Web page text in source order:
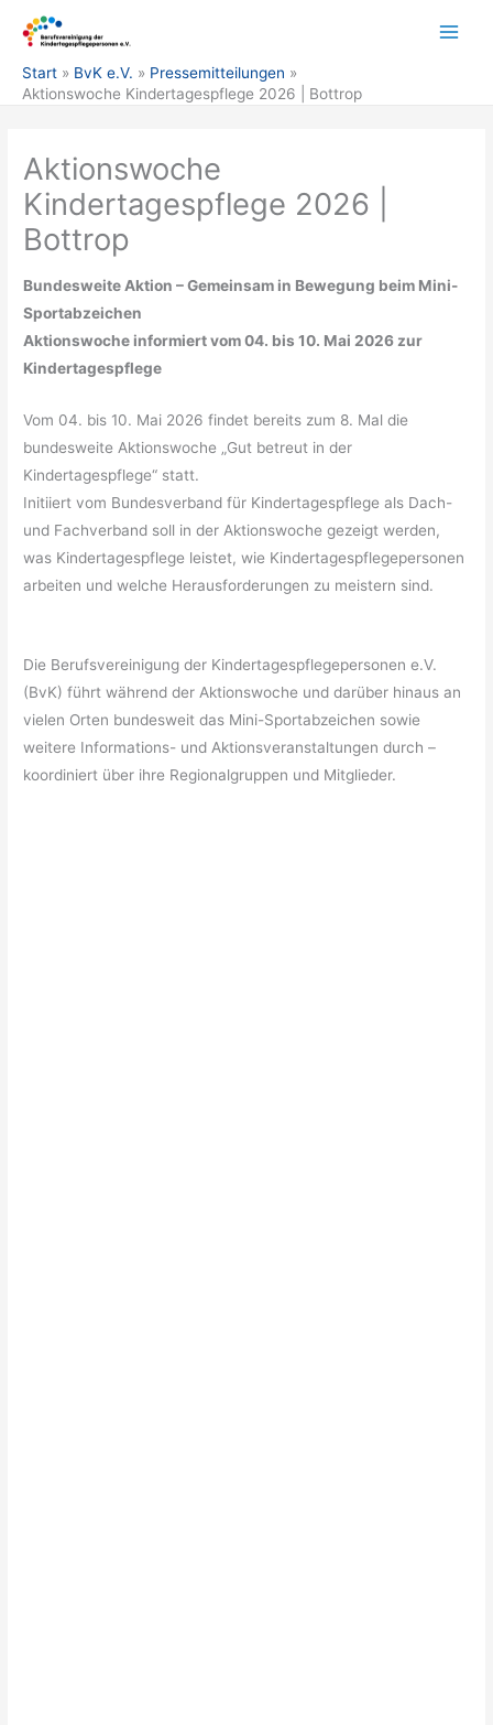
Inhalt
springen
Start BvK e.V.
Pressemitteilungen
Aktionswoche Kindertagespflege 2026 | Bottrop
Aktionswoche
Kindertagespflege 2026 |
Bottrop
Bundesweite Aktion – Gemeinsam in Bewegung beim Mini-
Sportabzeichen
Aktionswoche informiert vom 04. bis 10. Mai 2026 zur
Kindertagespflege
Vom 04. bis 10. Mai 2026 findet bereits zum 8. Mal die
bundesweite Aktionswoche „Gut betreut in der
Kindertagespflege“ statt.
Initiiert vom Bundesverband für Kindertagespflege als Dach-
und Fachverband soll in der Aktionswoche gezeigt werden,
was Kindertagespflege leistet, wie Kindertagespflegepersonen
arbeiten und welche Herausforderungen zu meistern sind.
Die Berufsvereinigung der Kindertagespflegepersonen e.V.
(BvK) führt während der Aktionswoche und darüber hinaus an
vielen Orten bundesweit das Mini-Sportabzeichen sowie
weitere Informations- und Aktionsveranstaltungen durch –
koordiniert über ihre Regionalgruppen und Mitglieder.